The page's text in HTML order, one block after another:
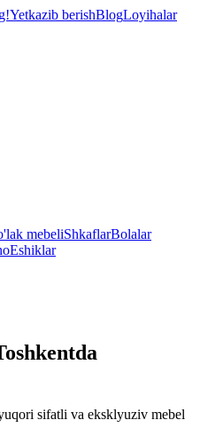
Yetkazib berishBlogLoyihalar
mebeliShkaflarBolalar
Eshiklar
sifatli va eksklyuziv mebel